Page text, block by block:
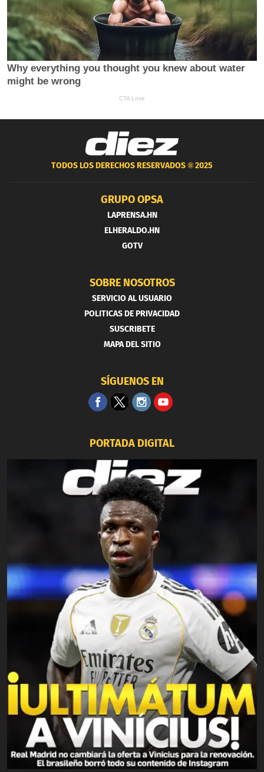
TODOS LOS DERECHOS RESERVADOS ®2025
GRUPO OPSA
LAPRENSA.HN
ELHERALDO.HN
GOTV
SOBRE NOSOTROS
SERVICIO AL USUARIO
POLITICAS DE PRIVACIDAD
SUSCRIBETE
MAPA DEL SITIO
SÍGUENOS EN
PORTADA DIGITAL